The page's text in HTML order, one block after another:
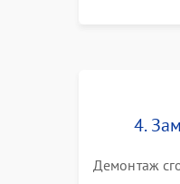
4.
Демонтаж